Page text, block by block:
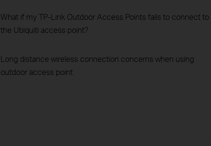
What if my TP-Link Outdoor Access Points fails to connect to
the Ubiquiti access point?
Long distance wireless connection concerns when using
outdoor access point